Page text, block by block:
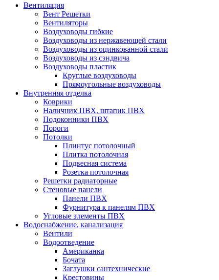
Вентиляция
Вент Решетки
Вентиляторы
Воздуховоды гибкие
Воздуховоды из нержавеющей стали
Воздуховоды из оцинкованной стали
Воздуховоды из сэндвича
Воздуховоды пластик
Круглые воздуховоды
Прямоугольные воздуховоды
Внутренняя отделка
Коврики
Наличник ПВХ, штапик ПВХ
Подоконники ПВХ
Пороги
Потолки
Плинтус потолочный
Плитка потолочная
Подвесная система
Розетка потолочная
Решетки радиаторные
Стеновые панели
Панели ПВХ
Фурнитура к панелям ПВХ
Угловые элементы ПВХ
Водоснабжение, канализация
Вентили
Водоотведение
Американка
Бочата
Заглушки сантехнические
Крестовины